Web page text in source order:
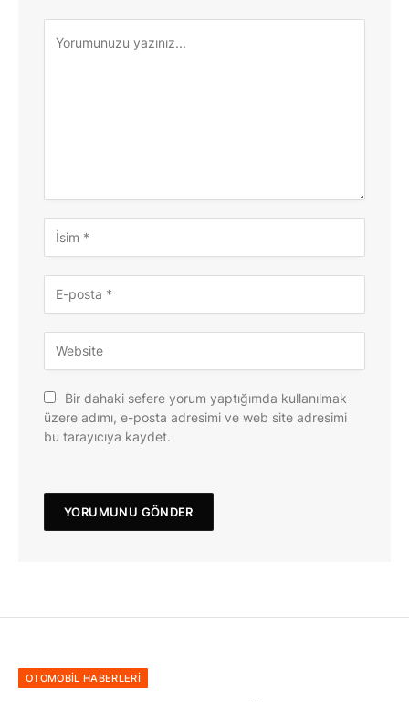
Bir dahaki sefere yorum yaptığımda kullanılmak
üzere adımı, e-posta adresimi ve web site adresimi
bu tarayıcıya kaydet.
OTOMOBIL HABERLERI